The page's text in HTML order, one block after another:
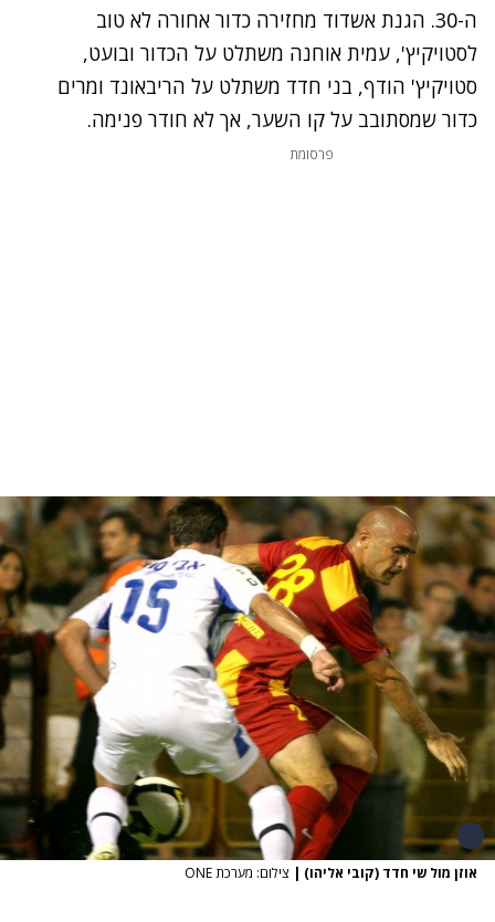
ה-30. הגנת אשדוד מחזירה כדור אחורה לא טוב
לסטויקיץ', עמית אוחנה משתלט על הכדור ובועט,
סטויקיץ' הודף, בני חדד משתלט על הריבאונד ומרים
כדור שמסתובב על קו השער, אך לא חודר פנימה.
פרסומת
אוזן מול שי חדד (קובי אליהו) | צילום: מערכת ONE